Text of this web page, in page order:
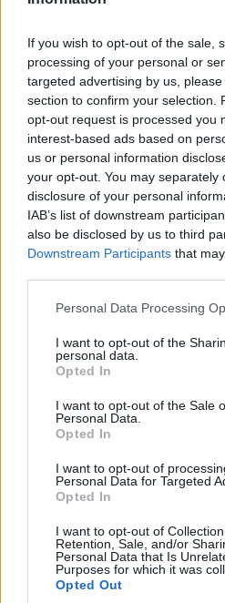
If you wish to opt-out of the sale,
processing of your personal or
targeted advertising by us,
section to confirm your selection.
opt-out request is processed you
interest-based ads based on
us or personal information
your opt-out. You may separately
disclosure of your personal
IAB’s list of downstream
also be disclosed by us to third
Downstream Participants that
Please note that this website/app
not limited to your visit or usage
grant or deny consent to Google
use your data for below specified
consent section.
Personal Data Processing
I want to opt-out of the
personal data.
Opted In
I want to opt-out of the Sale
Personal Data.
Opted In
I want to opt-out of
Personal Data for Targeted
Opted In
I want to opt-out of
Retention, Sale, and/or
Personal Data that Is
Purposes for which it was
Opted Out
Κέρασμα αγάπηςσε όλο
‘’Πνευματικό Κέντρο’’,